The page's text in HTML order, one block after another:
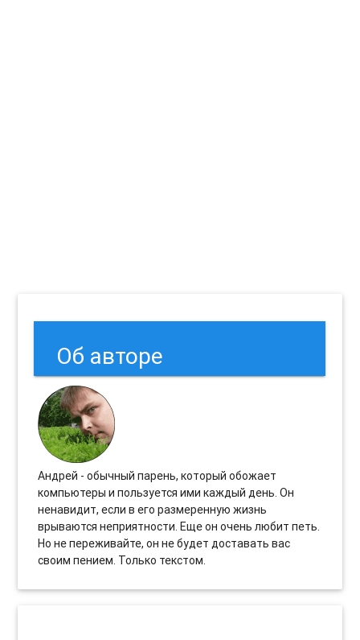
Об авторе
Андрей - обычный парень, который обожает
компьютеры и пользуется ими каждый день. Он
ненавидит, если в его размеренную жизнь
врываются неприятности. Еще он очень любит петь.
Но не переживайте, он не будет доставать вас
своим пением. Только текстом.